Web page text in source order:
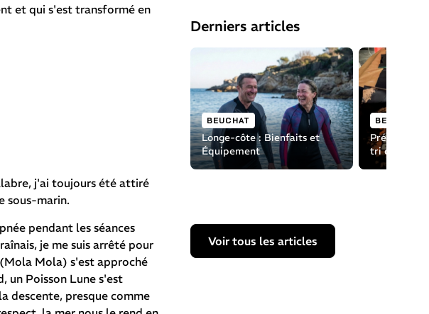
et qui s'est transformé en
j'ai toujours été attiré
sous-marin.
pendant les séances
je me suis arrêté pour
Mola) s'est approché
un Poisson Lune s'est
descente, presque comme
Derniers articles
BEUCHAT
Longe-côte : Bienfaits et
Équipement
BEUCHAT
Préservons
tri et
Voir tous les articles